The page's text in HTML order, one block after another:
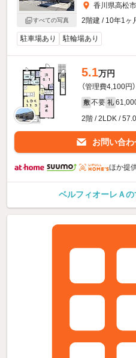
すべての写真
香川県高松
2階建 / 10年1ヶ
駐車場あり 駐輪場あり
5.1万円
（管理費4,100円）
敷 不要 礼
2階 / 2LDK /
お問い合わ
ほか提
ベルフィオーレＡ